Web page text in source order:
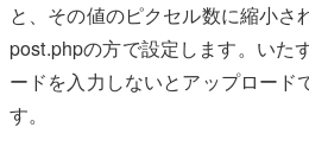
と、その値のピクセル数に縮小さ
post.phpの方で設定します。いた
ードを入力しないとアップロード
す。